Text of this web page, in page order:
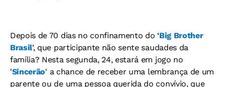
Depois de 70 dias no confinamento do ‘Big Brother
Brasil’, que participante não sente saudades da
família? Nesta segunda, 24, estará em jogo no
'Sincerão' a chance de receber uma lembrança de um
parente ou de uma pessoa querida do convívio, que